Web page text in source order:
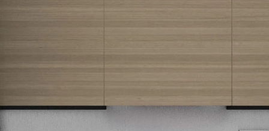
Prijavite se na naš newsletter i primajte preko emaila specijalne i